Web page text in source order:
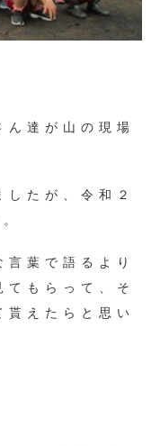
ん達が山の現場
たが、令和２
葉で語るより
てもらって、そ
貰えたらと思い